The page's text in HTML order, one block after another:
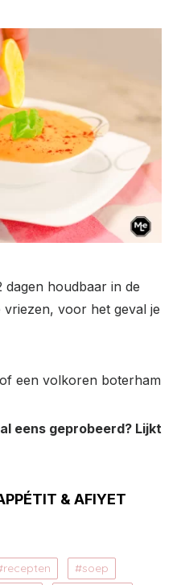
dagen houdbaar in de
voor het geval je
een volkoren boterham
eens geprobeerd? Lijkt
& AFIYET
recepten
soep